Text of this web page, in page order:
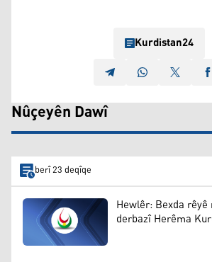
Kurdistan24
Nûçeyên Dawî
berî 23 deqîqe
Hewlêr: Bexda
derbazî Herêma